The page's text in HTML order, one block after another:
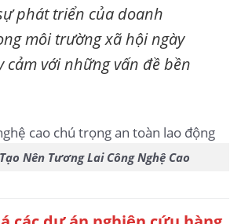
phát triển của doanh
môi trường xã hội ngày
cảm với những vấn đề bền
Nên Tương Lai Công Nghệ Cao